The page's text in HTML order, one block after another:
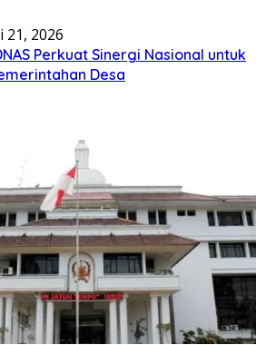
he akhiguMene mene sino lawaö
mela’angdröi ita laforudu..
[...]
Fajar Halawa
khuo he akhigu boi taozui
furi [...]